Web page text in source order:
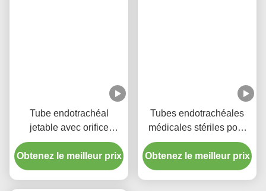
Tube endotrachéal
jetable avec orifice
d'aspiration - PVC
transparent sans DEHP
pour une garantie de
Obtenez le meilleur prix
Tubes endotrachéales
médicales stériles pour
toutes les tailles avec CE
ISO
Obtenez le meilleur prix